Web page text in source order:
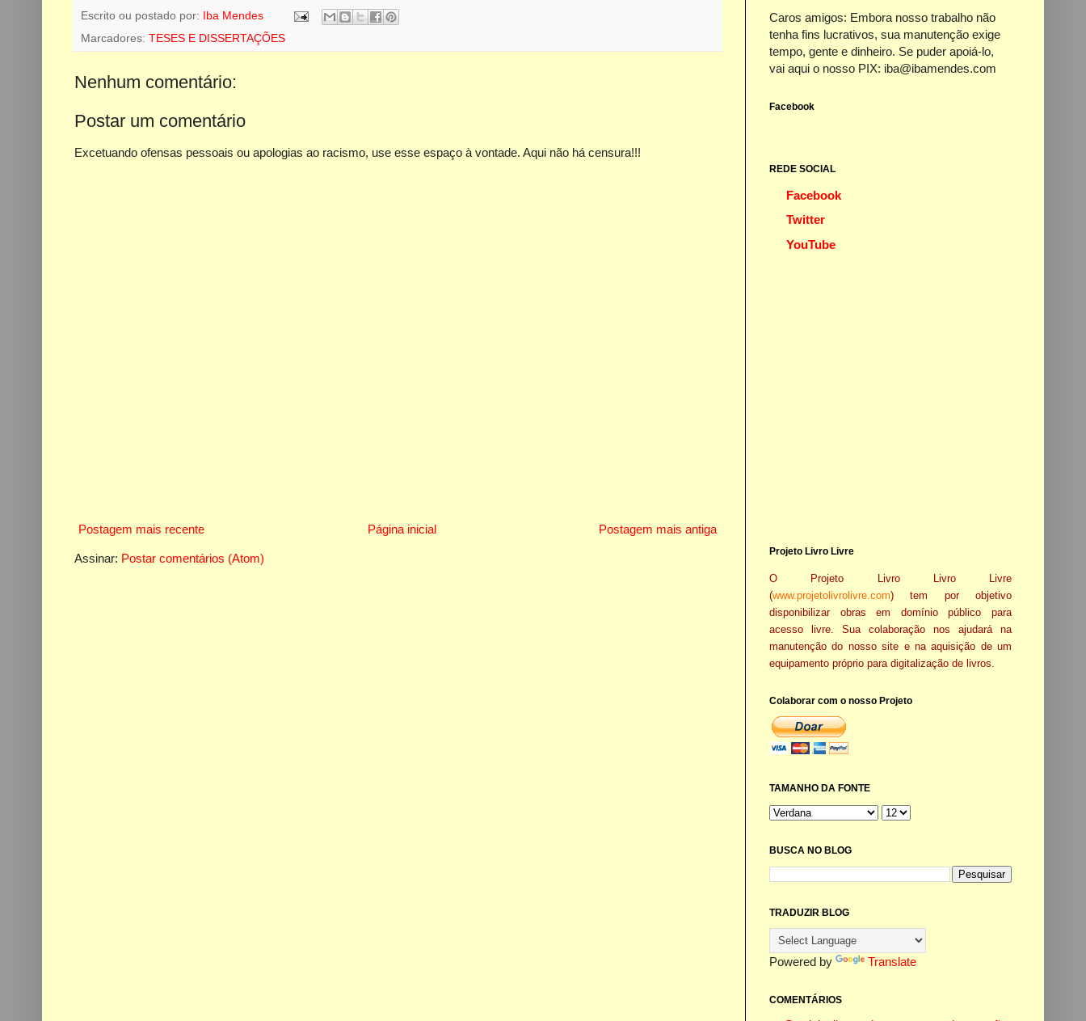
Escrito ou postado por: Iba Mendes
Marcadores: TESES E DISSERTAÇÕES
Nenhum comentário:
Postar um comentário
Excetuando ofensas pessoais ou apologias ao racismo, use esse espaço à vontade. Aqui não há censura!!!
Postagem mais recente Postagem mais antiga
Página inicial
Assinar: Postar comentários (Atom)
Caros amigos: Embora nosso trabalho não
tenha fins lucrativos, sua manutenção exige
tempo, gente e dinheiro. Se puder apoiá-lo,
vai aqui o nosso PIX: iba@ibamendes.com
Facebook
REDE SOCIAL
Facebook
Twitter
YouTube
Projeto Livro Livre
O Projeto Livro Livro Livre
(www.projetolivrolivre.com) tem por objetivo
disponibilizar obras em domínio público para
acesso livre. Sua colaboração nos ajudará na
manutenção do nosso site e na aquisição de um
equipamento próprio para digitalização de livros.
Colaborar com o nosso Projeto
TAMANHO DA FONTE
BUSCA NO BLOG
TRADUZIR BLOG
Powered by Translate
COMENTÁRIOS